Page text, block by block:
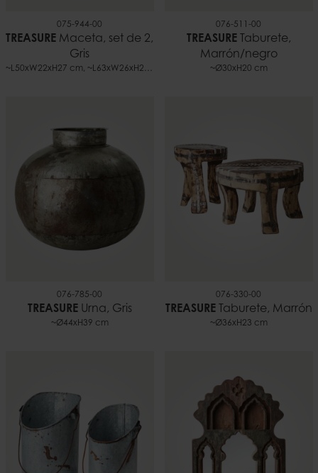
075-944-00
TREASURE Maceta, set de 2,
Gris
~L50xW22xH27 cm, ~L63xW26xH27 cm
076-511-00
TREASURETaburete,
Marrón/negro
~Ø30xH20 cm
076-785-00
TREASUREUrna, Gris
~Ø44xH39 cm
076-330-00
TREASURETaburete, Marrón
~Ø36xH23 cm